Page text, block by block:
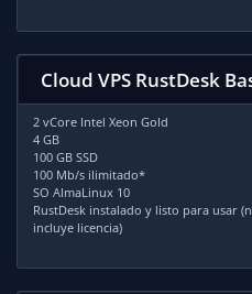
Cloud VPS RustDesk
2 vCore Intel Xeon Gold
4 GB
100 GB SSD
100 Mb/s ilimitado*
SO AlmaLinux 10
RustDesk instalado y listo para usar
incluye licencia)